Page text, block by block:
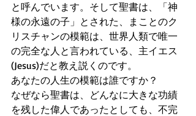
と呼んでいます。そして聖書は、「神
様の永遠の子」とされた、まことのク
リスチャンの模範は、世界人類で唯一
の完全な人と言われている、主イエス
(Jesus)だと教え説くのです。
あなたの人生の模範は誰ですか？
なぜなら聖書は、どんなに大きな功績
を残した偉人であったとしても、不完